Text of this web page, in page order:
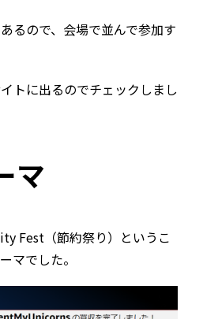
るので、会場で並んで参加す
トに出るのでチェックしまし
マ
Fest（節約祭り）というこ
マでした。